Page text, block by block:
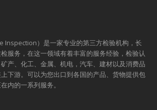
Inspection）是一家专业的第三方检验机构，长
服务，在这一领域有着丰富的服务经验，检验认
产、化工、金属、机电，汽车、建材以及消费品
下游。可以为您出口到各国的产品、货物提供包
内的一系列服务。